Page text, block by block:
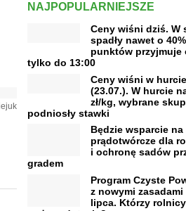
NAJPOPULARNIEJSZE
Ceny wiśni dziś. W
spadły nawet o
punktów przyjmuje
tylko do 13:00
Ceny wiśni w
(23.07.). W hurcie
zł/kg, wybrane
podniosły stawki
Będzie wsparcie
prądotwórcze dla
i ochronę sadów
gradem
Program Czyste
z nowymi zasadami
lipca. Którzy